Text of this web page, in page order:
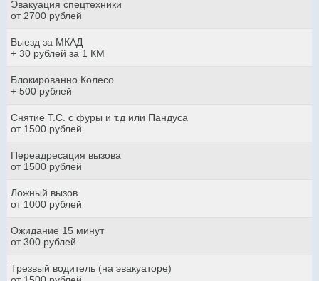
Эвакуация спецтехники
от 2700 рублей
Выезд за МКАД
+ 30 рублей за 1 КМ
Блокированно Колесо
+ 500 рублей
Снятие Т.С. с фуры и т.д или Пандуса
от 1500 рублей
Переадресация вызова
от 1500 рублей
Ложный вызов
от 1000 рублей
Ожидание 15 минут
от 300 рублей
Трезвый водитель (на эвакуаторе)